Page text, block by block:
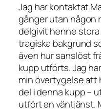
Jag har kontaktat
gånger utan någon
delgivit henne
tragiska bakgrund
även hur sanslöst
kupp utförts. Jag
min övertygelse att
del i denna kupp –
utfört en väntjänst.